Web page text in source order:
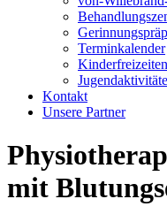
Terminkalender
Kinderfreizeiten
Kontakt
Unsere Partner
mit